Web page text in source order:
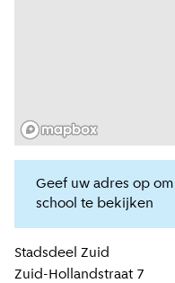
Geef uw adres op
school te bekijken
Stadsdeel Zuid
Zuid-Hollandstraat 7